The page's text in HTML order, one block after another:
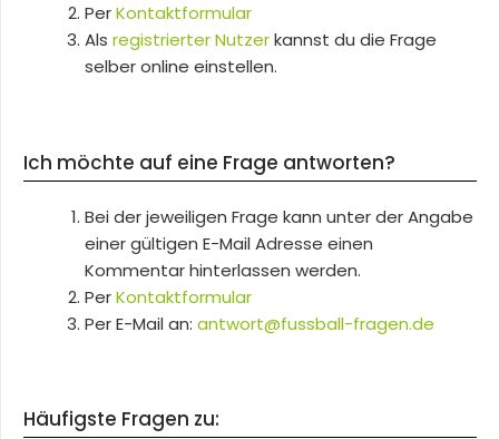
PerKontaktformular
Als registrierter Nutzerkannst du die Frage
selber online einstellen.
Ich möchte auf eine Frage antworten?
Bei der jeweiligen Frage kann unter der Angabe
einer gültigen E-Mail Adresse einen
Kommentar hinterlassen werden.
PerKontaktformular
Per E-Mail an: antwort@fussball-fragen.de
Häufigste Fragen zu: